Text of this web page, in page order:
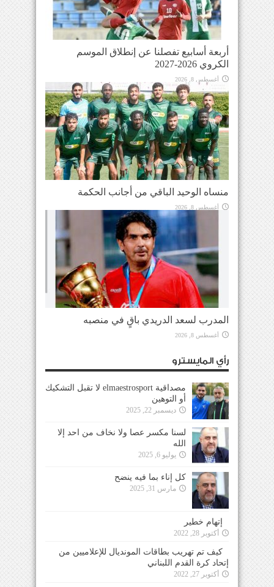
أربعة أسابيع تفصلنا عن إنطلاق الموسم
الكروي 2026-2027
أغسطس 8, 2026
منساه الوحيد الباقي من أجانب الحكمة
أغسطس 8, 2026
المدرب لسعد الدريدي باقٍ في منصبه
أغسطس 8, 2026
رأي المايسترو
مصداقية elmaestrosport لا تقبل التشكيك
أو التوهين
ديسمبر 22, 2025
لسنا مكسر عصا ولا نخاف من احد إلا
الله
يوليو 6, 2025
كل إناء بما فيه ينضح
مارس 31, 2025
إتهام خطير
أكتوبر 28, 2022
كيف تم تهريب بطاقات المونديال للإعلاميين من
إتحاد كرة القدم اللبناني
أكتوبر 27, 2022